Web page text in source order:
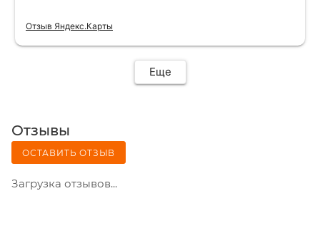
Отзыв Яндекс.Карты
Еще
Отзывы
ОСТАВИТЬ ОТЗЫВ
Загрузка отзывов...